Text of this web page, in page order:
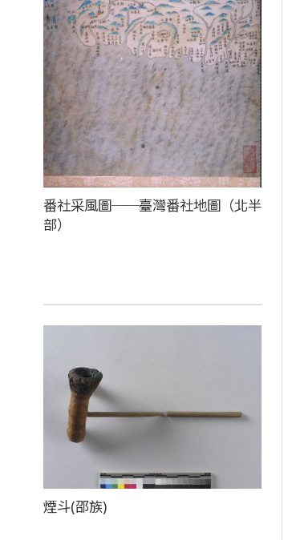
番社采風圖──臺灣番社地圖（北半
部）
煙斗(邵族)